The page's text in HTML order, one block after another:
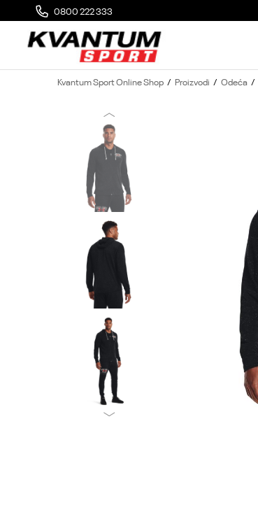
0800 222 333
MOGUĆA ZAMENA 14 DANA OD DOSTAVE
Kvantum Sport Online Shop Proizvodi Odeća